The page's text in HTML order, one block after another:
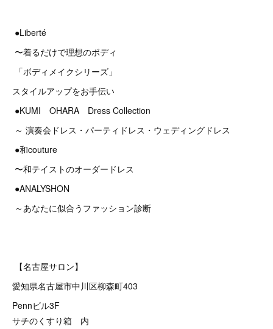
●Liberté
〜着るだけで理想のボディ
「ボディメイクシリーズ」
スタイルアップをお手伝い
●KUMI OHARA Dress Collection
～ 演奏会ドレス・パーティドレス・ウェディングドレス
●和couture
〜和テイストのオーダードレス
●ANALYSHON
～あなたに似合うファッション診断
【名古屋サロン】
愛知県名古屋市中川区柳森町403
Pennビル3F
サチのくすり箱 内